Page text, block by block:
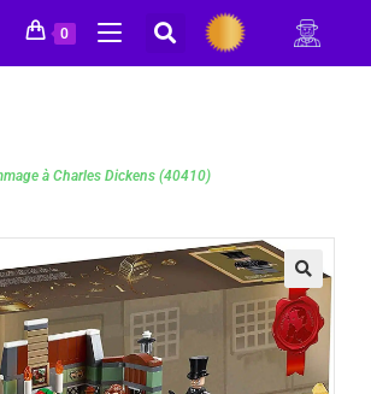
0
à Charles Dickens (40410)
🔍